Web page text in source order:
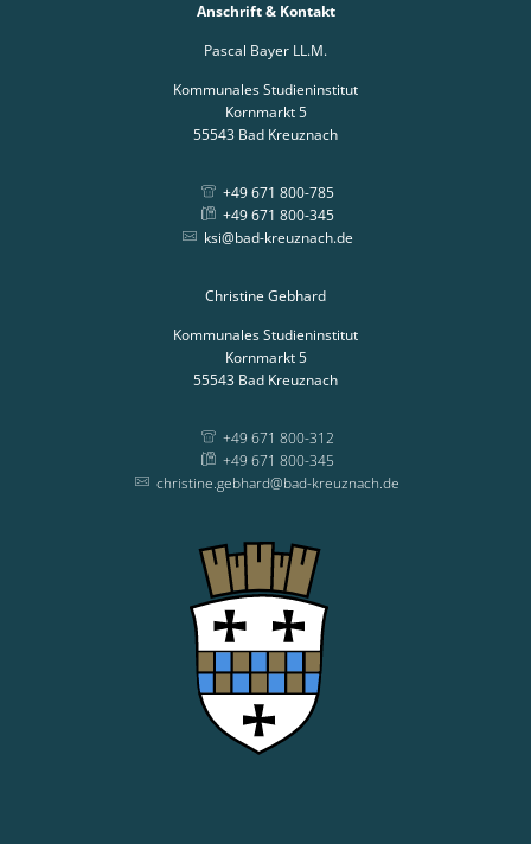
Anschrift & Kontakt
Pascal Bayer LL.M.
Kommunales Studieninstitut
Kornmarkt 5
55543 Bad Kreuznach
+49 671 800-785
+49 671 800-345
ksi@bad-kreuznach.de
Christine Gebhard
Kommunales Studieninstitut
Kornmarkt 5
55543 Bad Kreuznach
+49 671 800-312
+49 671 800-345
christine.gebhard@bad-kreuznach.de